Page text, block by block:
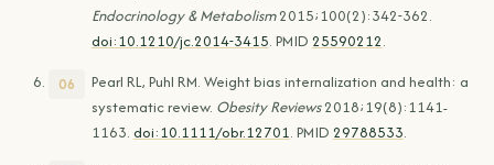
Endocrinology & Metabolism2015;100(2):342-362.
doi:10.1210/jc.2014-3415. PMID 25590212.
Pearl RL, Puhl RM. Weight bias internalization and health: a
systematic review. Obesity Reviews2018;19(8):1141-
1163. doi:10.1111/obr.12701. PMID 29788533.